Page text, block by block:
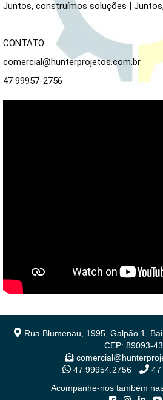
Juntos, construímos soluções |
CONTATO:
comercial@hunterprojetos.com.br
47 99957-2756
Rua Blumenau, 1995, Galpão 1,
CEP: 89093-
47 99954.2756
47
Acompanhe-nos também